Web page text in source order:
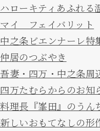
ハローキティあふれる
マイ フェイバリット
中之条ビエンナーレ特
仲居のつぶやき
吾妻・四万・中之条周
四万たむらからのお知
料理長『峯田』のうん
新しいおもてなしの形